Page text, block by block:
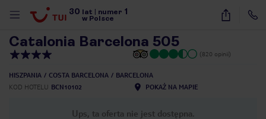
30 lat numer 1
w Polsce
40
Catalonia Barcelona 505
(820 opinii)
HISZPANIA COSTA BARCELONA
BARCELONA
KOD HOTELU BCN10102 POKAŻ NA MAPIE
Ups, ta oferta nie jest dostępna.